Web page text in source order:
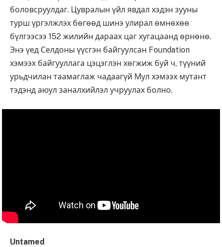
боловсруулдаг. Цувралын үйл явдал хэдэн зууны
турш үргэлжлэх бөгөөд шинэ улирал өмнөхөө
бүлгээсээ 152 жилийн дараах цаг хугацаанд өрнөнө.
Энэ үед Селдоны үүсгэн байгуулсан Foundation
хэмээх байгууллага цэцэглэн хөгжиж буй ч, түүний
урьдчилан таамаглаж чадаагүй Мул хэмээх мутант
тэдэнд аюул заналхийлэл учруулах болно.
Untamed